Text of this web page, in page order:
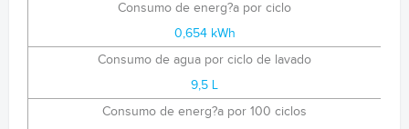
Consumo de energ?a por ciclo
0,654 kWh
Consumo de agua por ciclo de lavado
9,5 L
Consumo de energ?a por 100 ciclos